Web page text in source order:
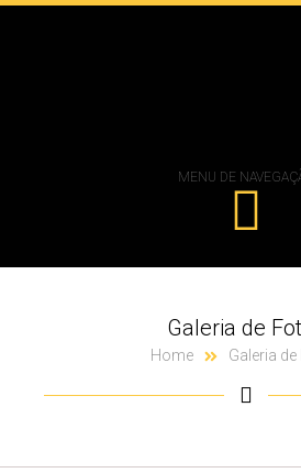
MENU DE
Galeria de
Home Galeria